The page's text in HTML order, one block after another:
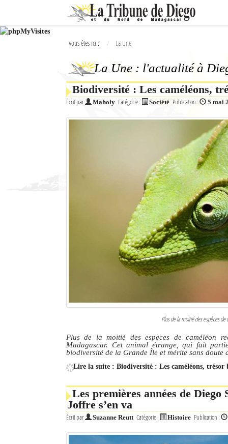
Ok
L'actualité à Diego Suarez
Le Nord de Madagascar
L'actualité du tourisme
Vous êtes ici : La Une
La Une : l'actualité à
Biodiversité : Les caméléons,
Écrit par Maholy Catégorie : Société Publication : 5 mai
Plus de la moitié des espèces
Plus de la moitié des espèces de caméléon
Madagascar. Cet animal étrange, qui fait
biodiversité de la Grande Île et mérite sans doute
Lire la suite : Biodiversité : Les caméléons, trésor
Les premières années de
Joffre s’en va
Écrit par Suzanne Reutt Catégorie : Histoire Publication :